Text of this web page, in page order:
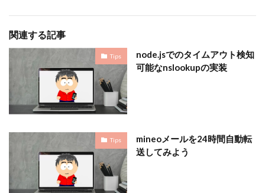
関連する記事
Tips
node.jsでのタイムアウト検知
可能なnslookupの実装
Tips
mineoメールを24時間自動転
送してみよう